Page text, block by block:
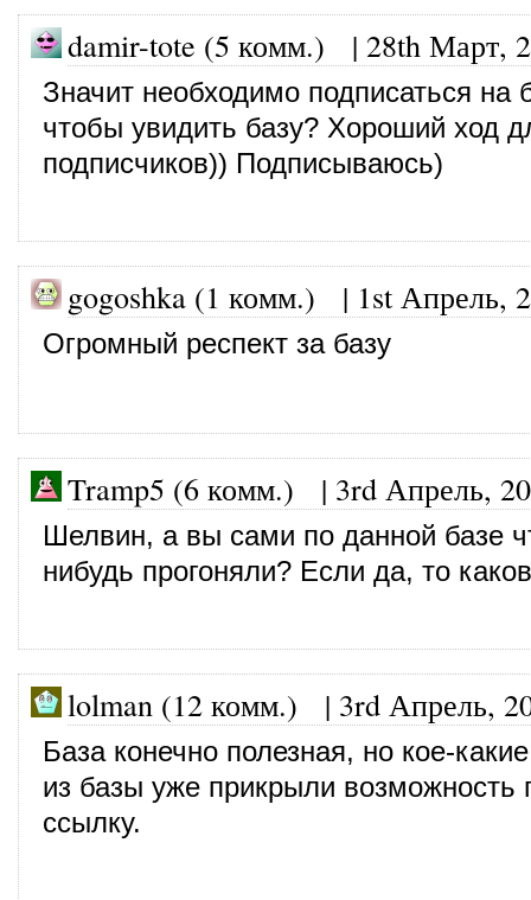
damir-tote (5 комм.) | 28th Март,
Значит необходимо подписаться на
чтобы увидить базу? Хороший ход
подписчиков)) Подписываюсь)
gogoshka (1 комм.) | 1st Апрель,
Огромный респект за базу
Tramp5 (6 комм.) | 3rd Апрель,
Шелвин, а вы сами по данной базе
нибудь прогоняли? Если да, то
lolman (12 комм.) | 3rd Апрель,
База конечно полезная, но кое-
из базы уже прикрыли возможность
ссылку.